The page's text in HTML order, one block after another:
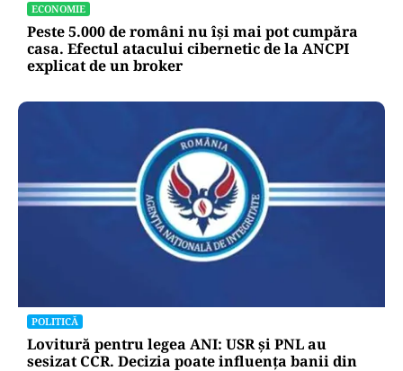
ECONOMIE
Peste 5.000 de români nu își mai pot cumpăra
casa. Efectul atacului cibernetic de la ANCPI
explicat de un broker
POLITICĂ
Lovitură pentru legea ANI: USR și PNL au
sesizat CCR. Decizia poate influența banii din